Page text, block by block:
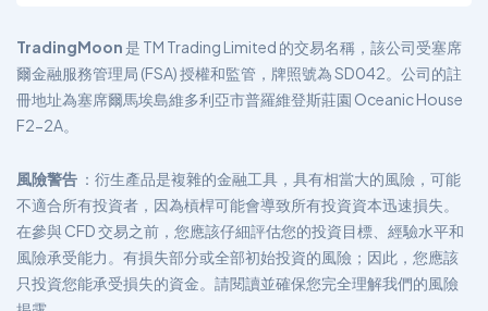
TradingMoon 是 TM Trading Limited 的交易名稱，該公司受塞席
爾金融服務管理局 (FSA) 授權和監管，牌照號為 SD042。公司的註
冊地址為塞席爾馬埃島維多利亞市普羅維登斯莊園 Oceanic House
F2-2A。
風險警告 ：衍生產品是複雜的金融工具，具有相當大的風險，可能
不適合所有投資者，因為槓桿可能會導致所有投資資本迅速損失。
在參與 CFD 交易之前，您應該仔細評估您的投資目標、經驗水平和
風險承受能力。有損失部分或全部初始投資的風險；因此，您應該
只投資您能承受損失的資金。請閱讀並確保您完全理解我們的風險